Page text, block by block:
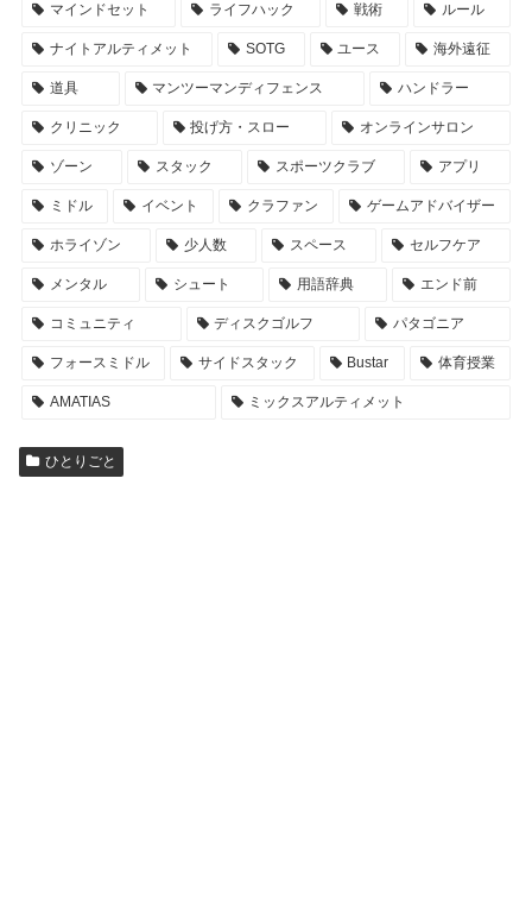
マインドセット ライフハック 戦術 ルール
ナイトアルティメット SOTG ユース 海外遠征
道具 マンツーマンディフェンス ハンドラー
クリニック 投げ方・スロー オンラインサロン
ゾーン スタック スポーツクラブ アプリ
ミドル イベント クラファン ゲームアドバイザー
ホライゾン 少人数 スペース セルフケア
メンタル シュート 用語辞典 エンド前
コミュニティ ディスクゴルフ パタゴニア
フォースミドル サイドスタック Bustar 体育授業
AMATIAS ミックスアルティメット
ひとりごと